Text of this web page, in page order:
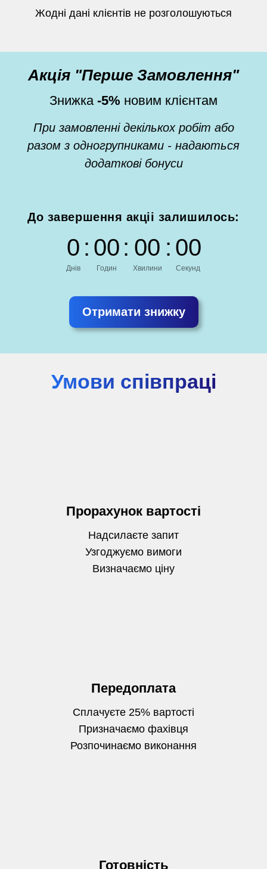
Жодні дані клієнтів не розголошуються
Акція "Перше Замовлення"
Знижка -5% новим клієнтам
При замовленні декількох робіт або
разом з одногрупниками - надаються
додаткові бонуси
До завершення акціі залишилось:
0
Днів
: 00
Годин
: 00
Хвилини
: 00
Секунд
Отримати знижку
Умови співпраці
Прорахунок вартості
Надсилаєте запит
Узгоджуємо вимоги
Визначаємо ціну
Передоплата
Сплачуєте 25% вартості
Призначаємо фахівця
Розпочинаємо виконання
Готовність